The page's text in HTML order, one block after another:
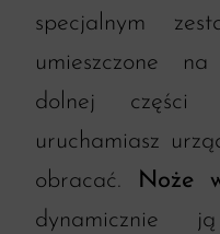
specjalnym
umieszczone
dolnej części
uruchamiasz
obracać. Noże
dynamicznie